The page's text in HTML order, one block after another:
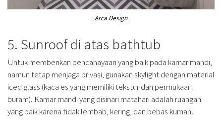
Arca Design
5. Sunroof di atas bathtub
Untuk memberikan pencahayaan yang baik pada kamar mandi,
namun tetap menjaga privasi, gunakan skylight dengan material
iced glass (kaca es yang memiliki tekstur dan permukaan
buram). Kamar mandi yang disinari matahari adalah ruangan
yang baik karena tidak lembab, kering, dan bebas kuman.